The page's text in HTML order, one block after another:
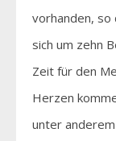
vorhanden, so
sich um zehn
Zeit für den
Herzen
unter